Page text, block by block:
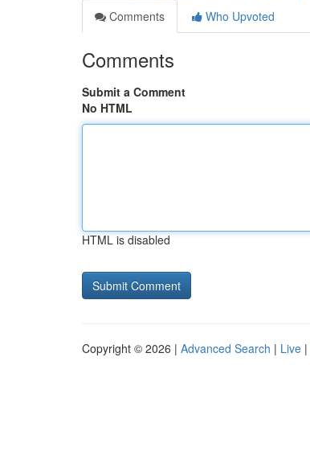
Comments
Who Upvoted
Comments
Submit a Comment
No HTML
HTML is disabled
Copyright © 2026 | Advanced Search | Live |